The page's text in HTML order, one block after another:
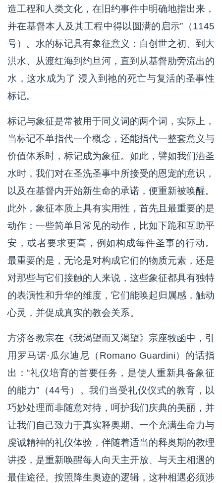
造工程和人类文化，在旧约事件中明确地指出来，
并在基督本人及其工程中得以圆满的启示”（1145
号）。水的标记具有象征意义：自创世之初、到大
洪水、从渡红海到约旦河，直到从基督肋旁流出的
水，这水成为了 浸入到祂的死亡与复活的圣事性
标记。
标记与象征是常被用于同义词的两个词，实际上，
当标记不单指代一个概念，还能指代一整套意义与
价值体系时，标记成为象征。如此，譬如我们洒圣
水时，我们对在圣洗圣事中所接受的恩宠的意识，
以及在基督内开始新生命的承诺，便重新被唤醒。
此外，象征本质上具有实用性，首先且最重要的是
动作：一些简单且常见的动作，比如下跪和互助平
安，或者要求更高，例如构成每件圣事的行动。
最重要的是，无论是对构成它们的物质元素，还是
对那些与它们接触的人来说，这些象征都具有独特
的表演性和升华的维度，它们能唤起归属感，触动
心灵，并促成真实的教会关系。
方济各教宗在《我渴望而又渴望》宗座牧函中，引
用罗马诺·瓜尔迪尼（Romano Guardini）的话指
出：“礼仪培育的首要任务，是使人重新具备象征
的能力”（44号）。我们当受礼仪仪式的教育，以
巧妙处理而非随意对待，呵护我们庆典的美丽，并
让我们自己致力于真实释奥期。一个充满生命力与
虔诚精神的礼仪体验，伴随着适当的释奥期的教理
讲授，是重新唤醒每人向天主开放、与天主相遇的
最佳途径。按照降生奥迹的逻辑，这种相遇必须涉